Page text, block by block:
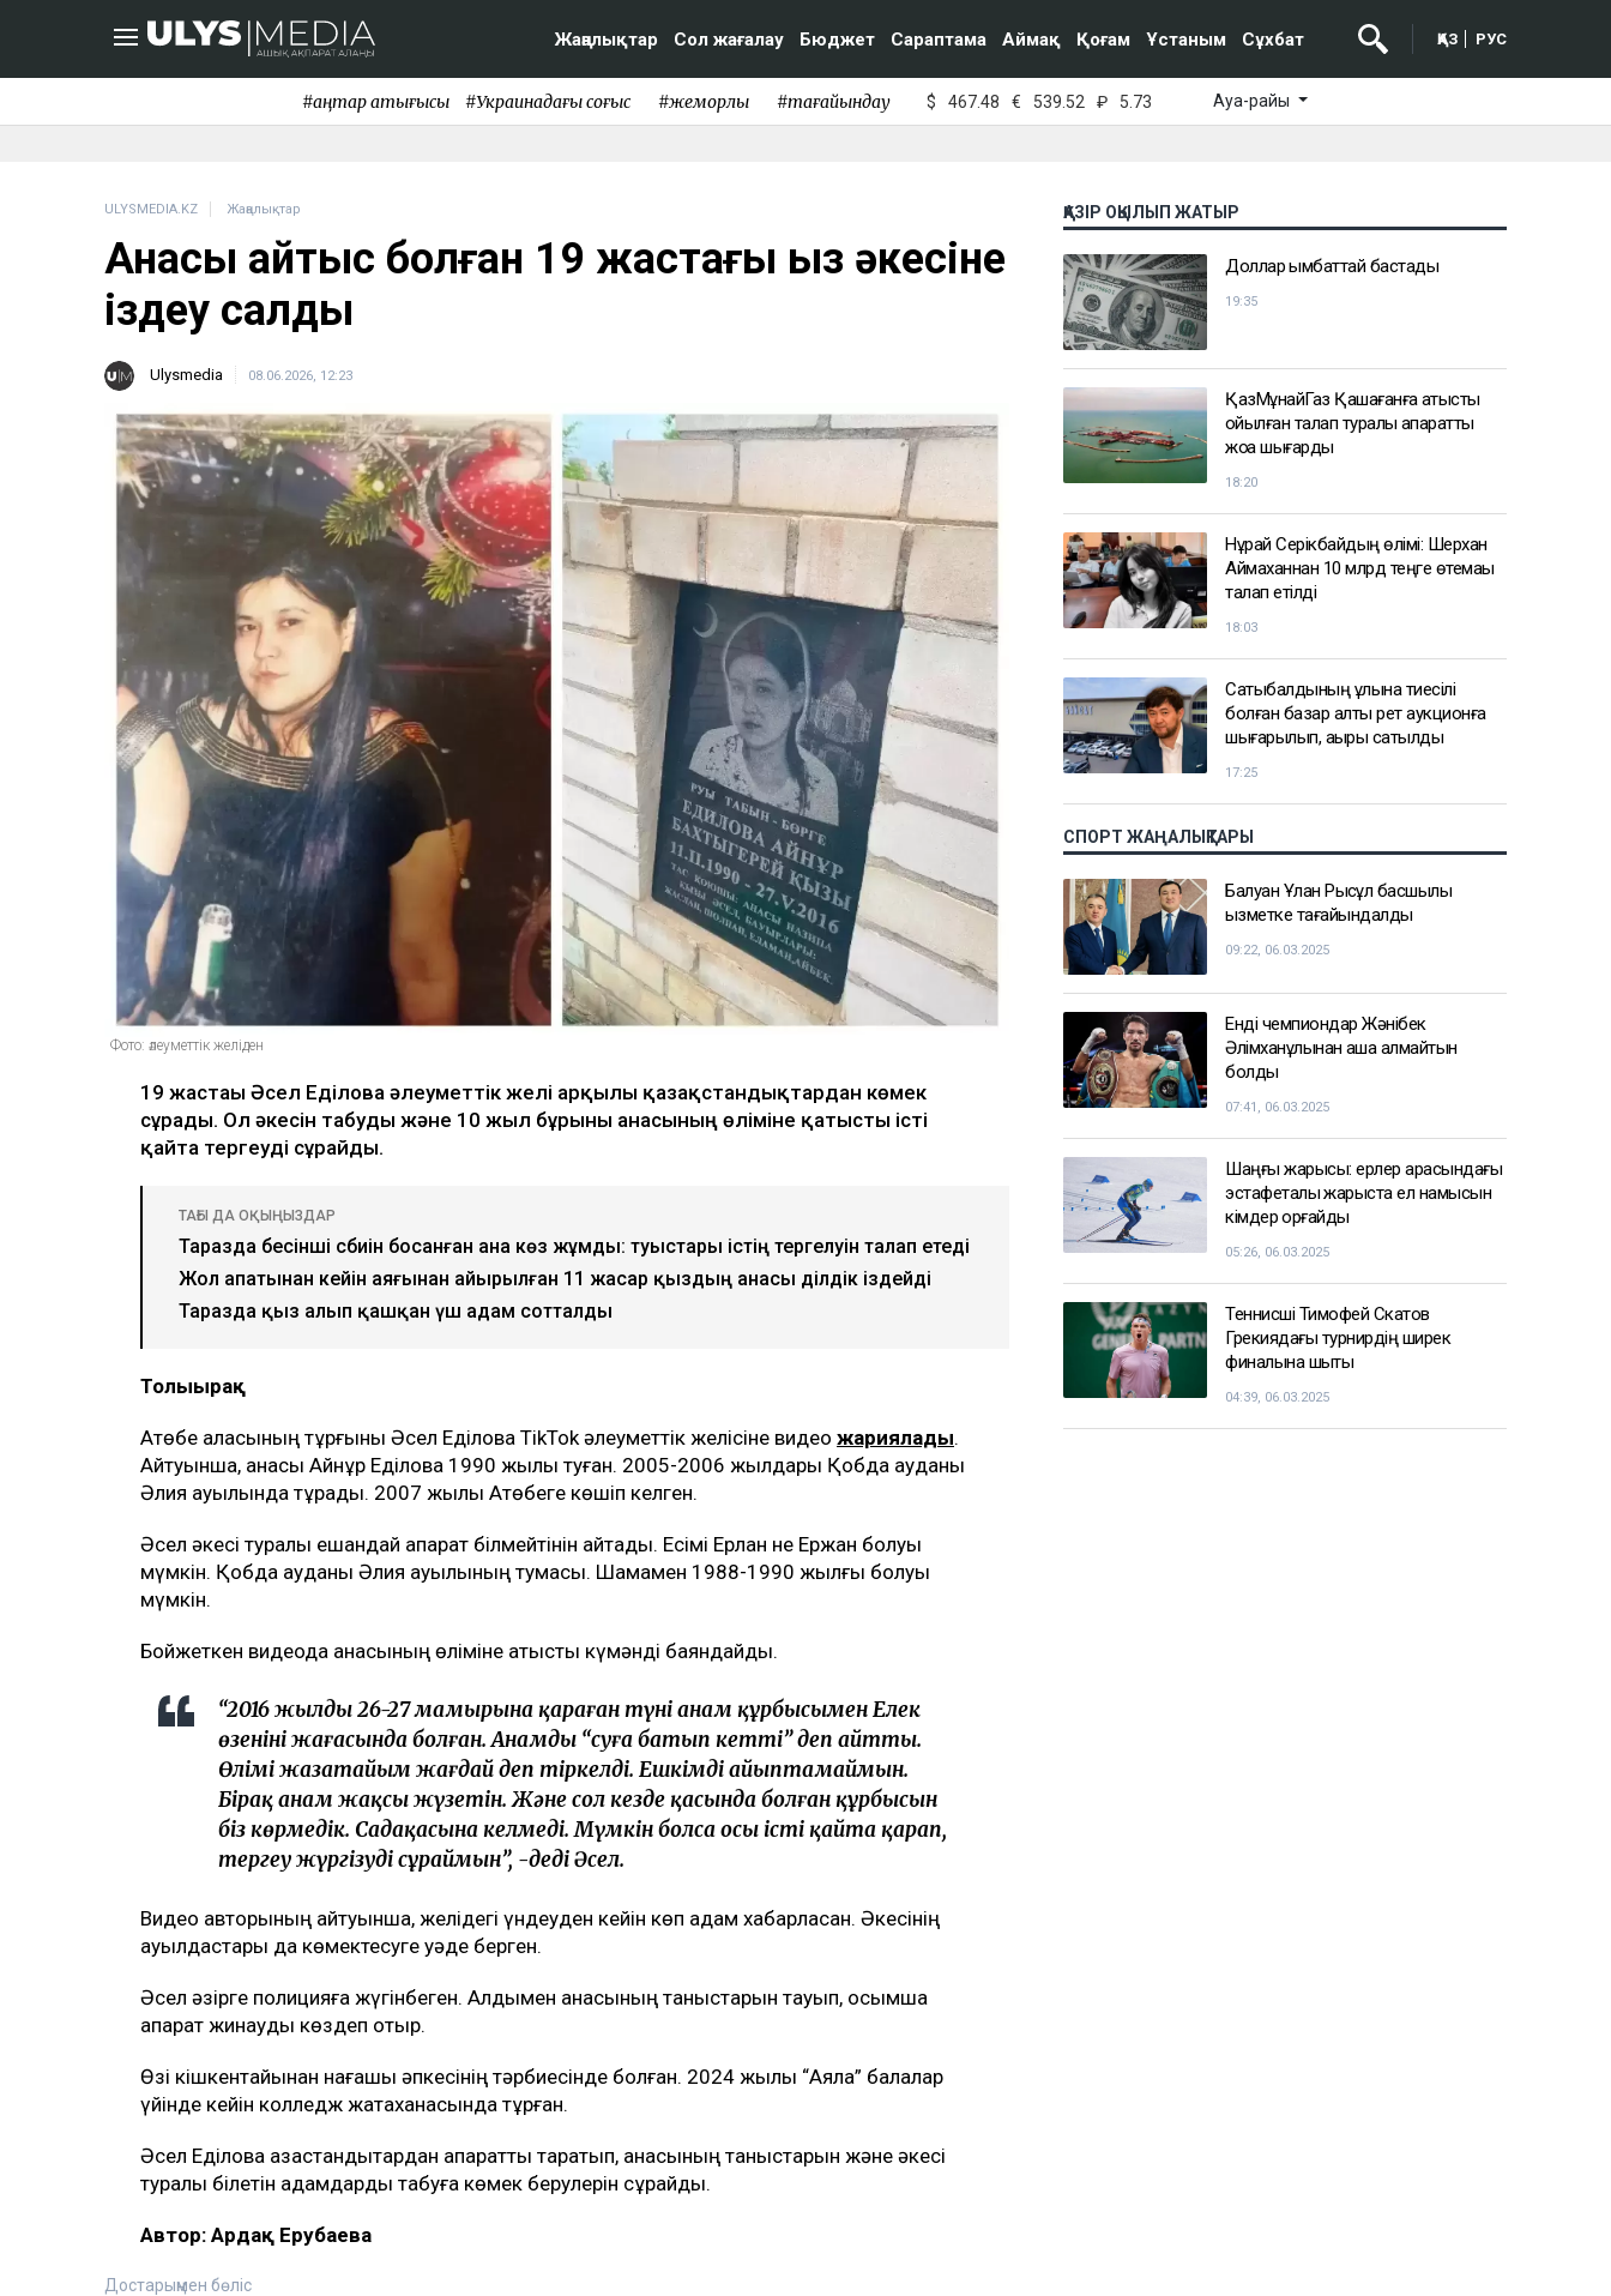
Жаңалықтар Сол жағалау Бюджет Сараптама Аймақ Қоғам Ұстаным Сұхбат ҚАЗ РУС
#қаңтар қақтығысы #Украинадағы соғыс #жемқорлық #тағайындау $ 467.48 € 539.52 ₽ 5.73 Ауа-райы
ULYSMEDIA.KZ Жаңалықтар
Анасы қайтыс болған 19 жастағы қыз әкесіне
іздеу салды
Ulysmedia 08.06.2026, 12:23
Фото: әлеуметтік желіден
19 жастағы Әсел Еділова әлеуметтік желі арқылы қазақстандықтардан көмек
сұрады. Ол әкесін табуды және 10 жыл бұрынғы анасының өліміне қатысты істі
қайта тергеуді сұрайды.
ТАҒЫ ДА ОҚЫҢЫЗДАР
Таразда бесінші сәбиін босанған ана көз жұмды: туыстары істің тергелуін талап етеді
Жол апатынан кейін аяғынан айырылған 11 жасар қыздың анасы әділдік іздейді
Таразда қыз алып қашқан үш адам сотталды
Толығырақ
Ақтөбе қаласының тұрғыны Әсел Еділова TikTok әлеуметтік желісіне видео жариялады.
Айтуынша, анасы Айнұр Еділова 1990 жылы туған. 2005-2006 жылдары Қобда ауданы
Әлия ауылында тұрады. 2007 жылы Ақтөбеге көшіп келген.
Әсел әкесі туралы ешқандай ақпарат білмейтінін айтады. Есімі Ерлан не Ержан болуы
мүмкін. Қобда ауданы Әлия ауылының тумасы. Шамамен 1988-1990 жылғы болуы
мүмкін.
Бойжеткен видеода анасының өліміне қатысты күмәнді баяндайды.
“2016 жылдың 26-27 мамырына қараған түні анам құрбысымен Елек
өзенінің жағасында болған. Анамды “суға батып кетті” деп айтты.
Өлімі жазатайым жағдай деп тіркелді. Ешкімді айыптамаймын.
Бірақ анам жақсы жүзетін. Және сол кезде қасында болған құрбысын
біз көрмедік. Садақасына келмеді. Мүмкін болса осы істі қайта қарап,
тергеу жүргізуді сұраймын”, -деді Әсел.
Видео авторының айтуынша, желідегі үндеуден кейін көп адам хабарласқан. Әкесінің
ауылдастары да көмектесуге уәде берген.
Әсел әзірге полицияға жүгінбеген. Алдымен анасының таныстарын тауып, қосымша
ақпарат жинауды көздеп отыр.
Өзі кішкентайынан нағашы әпкесінің тәрбиесінде болған. 2024 жылы “Аяла” балалар
үйінде кейін колледж жатақханасында тұрған.
Әсел Еділова қазақстандықтардан ақпаратты таратып, анасының таныстарын және әкесі
туралы білетін адамдарды табуға көмек берулерін сұрайды.
Автор: Ардақ Ерубаева
Достарыңмен бөліс
ҚАЗІР ОҚЫЛЫП ЖАТЫР
Доллар қымбаттай бастады
19:35
ҚазМұнайГаз Қашағанға қатысты
қойылған талап туралы ақпаратты
жоққа шығарды
18:20
Нұрай Серікбайдың өлімі: Шерхан
Аймаханнан 10 млрд теңге өтемақы
талап етілді
18:03
Сатыбалдының ұлына тиесілі
болған базар алты рет аукционға
шығарылып, ақыры сатылды
17:25
СПОРТ ЖАҢАЛЫҚТАРЫ
Балуан Ұлан Рысқұл басшылық
қызметке тағайындалды
09:22, 06.03.2025
Енді чемпиондар Жәнібек
Әлімханұлынан қаша алмайтын
болды
07:41, 06.03.2025
Шаңғы жарысы: ерлер арасындағы
эстафеталық жарыста ел намысын
кімдер қорғайды
05:26, 06.03.2025
Теннисші Тимофей Скатов
Грекиядағы турнирдің ширек
финалына шықты
04:39, 06.03.2025